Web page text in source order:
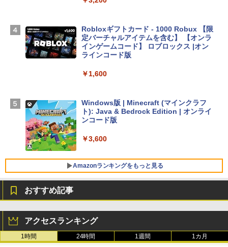
ームカメラ、日本語キーボード、Touch I
D - ミッドナイト
￥298,901
SSD インテル Core 5
￥129,800
Core i5/16GB/SSD 512GB/ホワイト) FM
VWK3E15W_AZ
Robloxギフトカード - 1000 Robux 【限
定バーチャルアイテムを含む】 【オンラ
インゲームコード】 ロブロックス |オン
ラインコード版
￥1,600
Windows版 | Minecraft (マインクラフ
ト): Java & Bedrock Edition | オンライ
ンコード版
￥3,600
Amazonランキングをもっと見る
￥1,766
ンチディスプレイ、色調調節ライト、12
週間持続バッテリー、広告なし、ブラッ
ク
おすすめ記事
アクセスランキング
1時間 24時間 1週間 1カ月